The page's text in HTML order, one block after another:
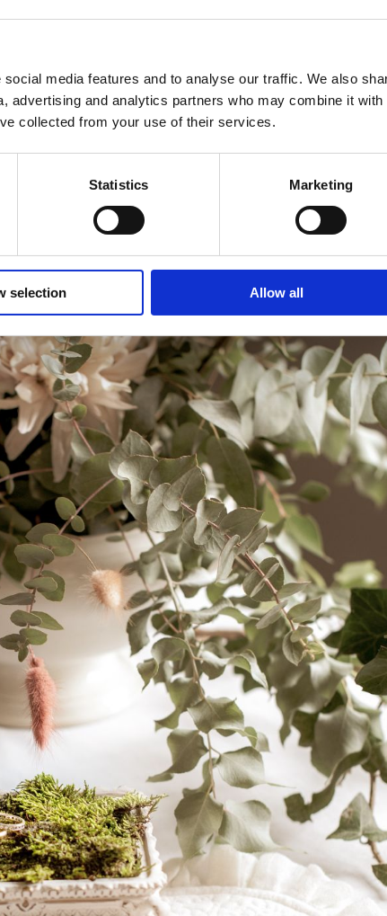
media features and to analyse our traffic. We also
advertising and analytics partners who may combine it with
collected from your use of their services.
Statistics Marketing
selection Allow all
ricercato e d’altri tempi;
e la documentazione di rito oltre agli anelli.